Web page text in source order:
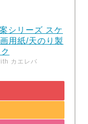
シリーズ スケ
用紙/天のり製
カエレバ